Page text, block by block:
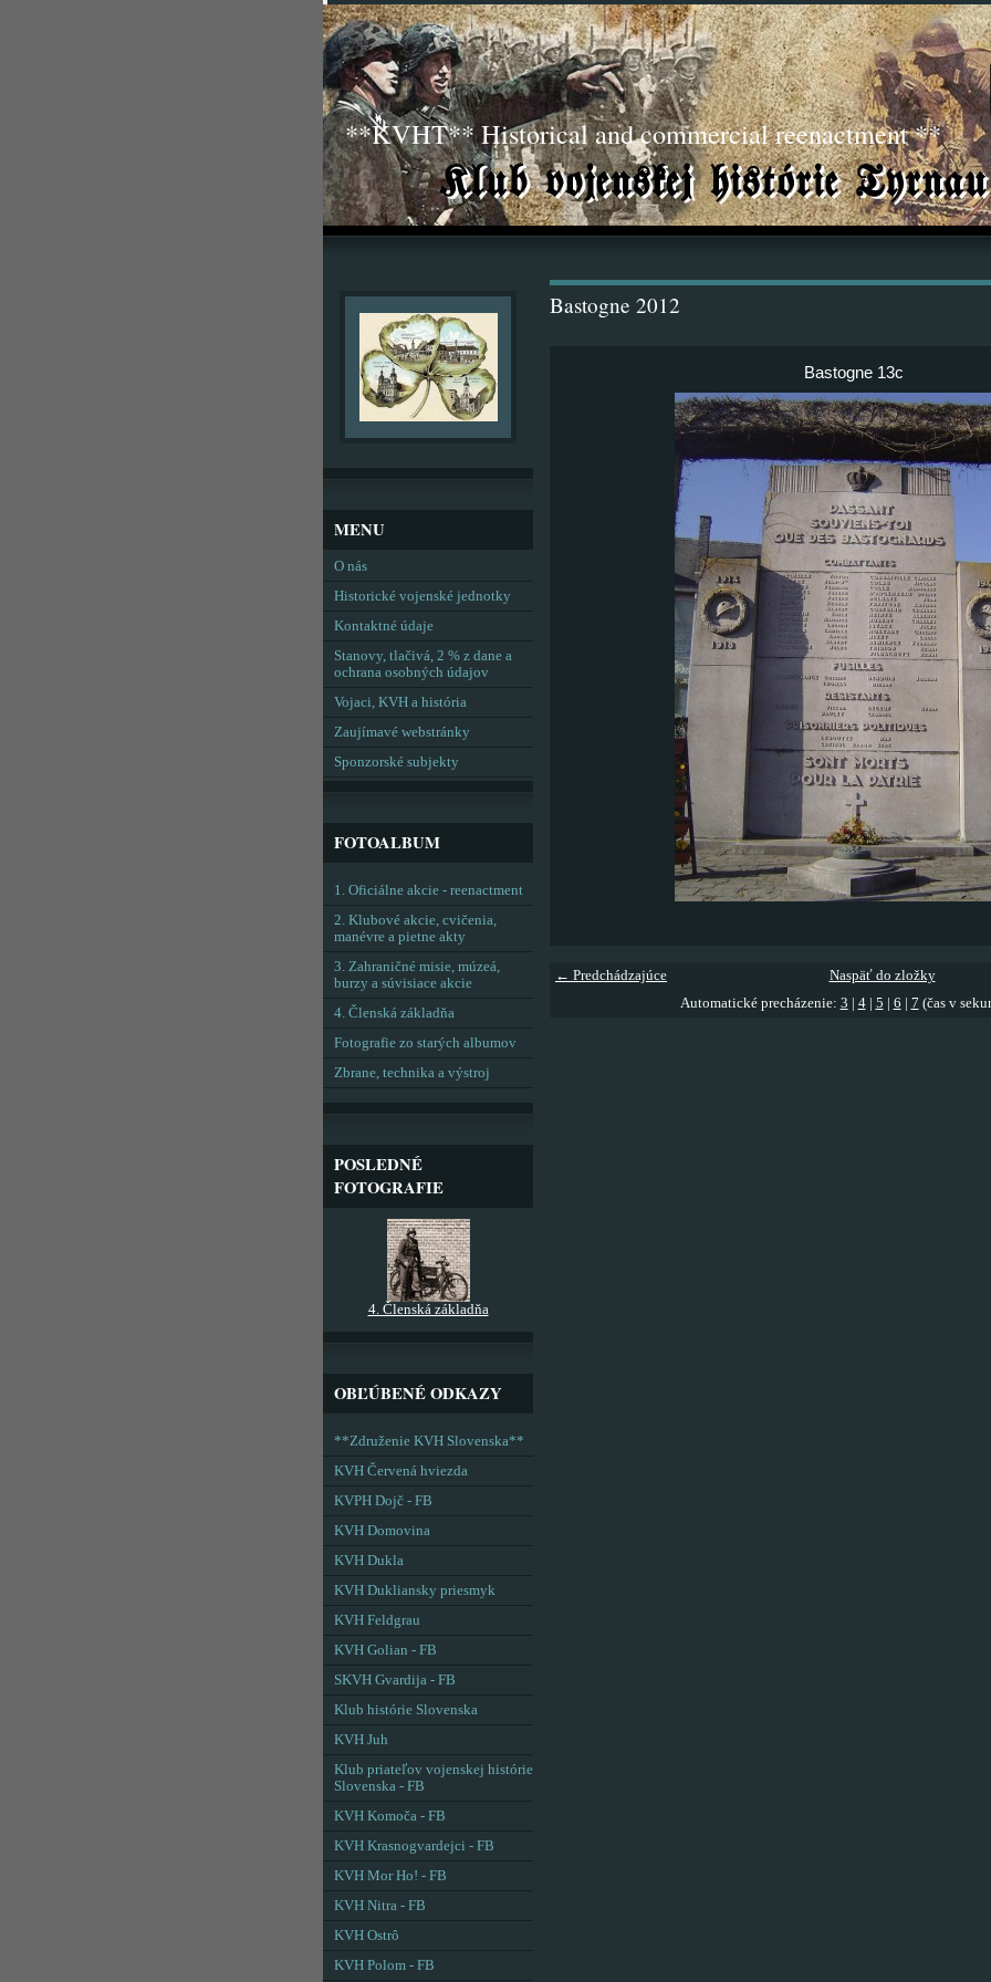
**KVHT** Historical and commercial reenactment **
Bastogne 2012
Bastogne 13c
← Predchádzajúce
Naspäť do zložky
Automatické precházenie: 3 4| 5 6 7 (čas v
MENU
O nás
Historické vojenské jednotky
Kontaktné údaje
Stanovy, tlačivá, 2 % z dane a
ochrana osobných údajov
Vojaci, KVH a história
Zaujímavé webstránky
Sponzorské subjekty
FOTOALBUM
1. Oficiálne akcie - reenactment
2. Klubové akcie, cvičenia,
manévre a pietne akty
3. Zahraničné misie, múzeá,
burzy a súvisiace akcie
4. Členská základňa
Fotografie zo starých albumov
Zbrane, technika a výstroj
POSLEDNÉ
FOTOGRAFIE
4. Členská základňa
OBĽÚBENÉ ODKAZY
**Združenie KVH Slovenska**
KVH Červená hviezda
KVPH Dojč - FB
KVH Domovina
KVH Dukla
KVH Dukliansky priesmyk
KVH Feldgrau
KVH Golian - FB
SKVH Gvardija - FB
Klub histórie Slovenska
KVH Juh
Klub priateľov vojenskej histórie
Slovenska - FB
KVH Komoča - FB
KVH Krasnogvardejci - FB
KVH Mor Ho! - FB
KVH Nitra - FB
KVH Ostrô
KVH Polom - FB